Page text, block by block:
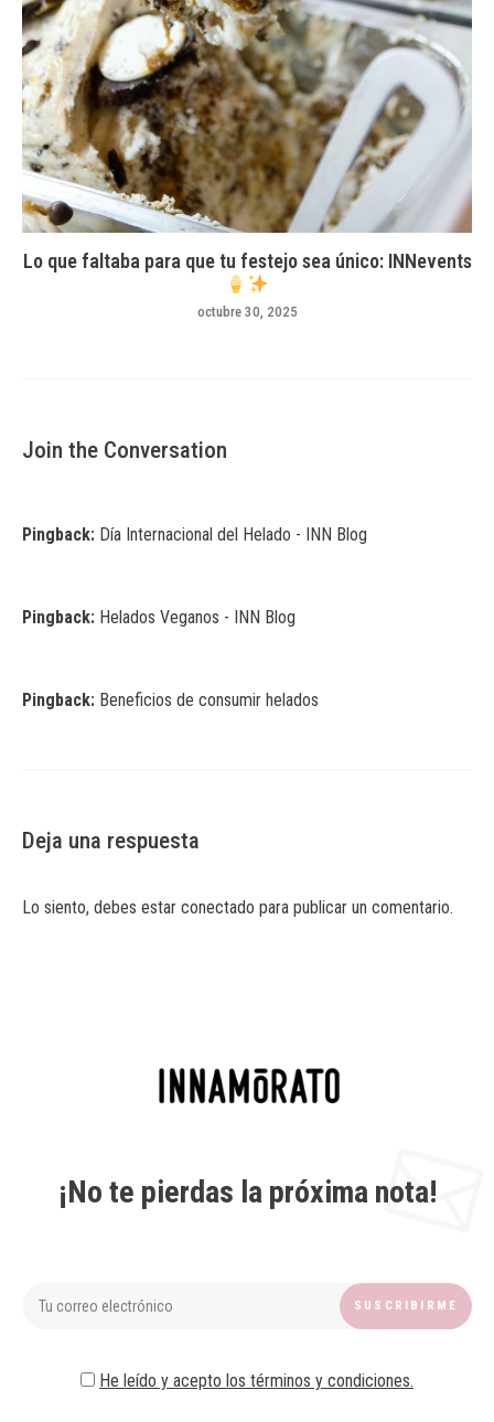
Lo que faltaba para que tu festejo sea único: INNevents
octubre 30, 2025
Join the Conversation
Pingback: Día Internacional del Helado - INN Blog
Pingback: Helados Veganos - INN Blog
Pingback: Beneficios de consumir helados
Deja una respuesta
Lo siento, debes estar conectado para publicar un comentario.
¡No te pierdas la próxima nota!
He leído y acepto los términos y condiciones.